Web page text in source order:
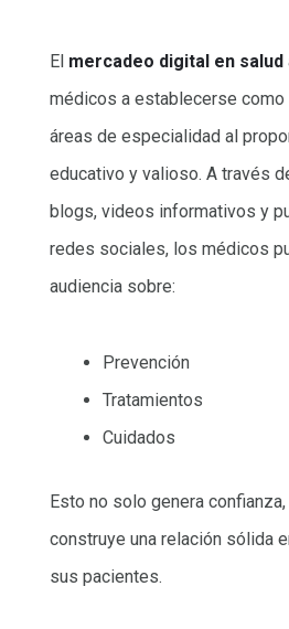
El mercadeo digital en salud
médicos a establecerse
áreas de especialidad al
educativo y valioso. A través
blogs, videos informativos y
redes sociales, los médicos
audiencia sobre:
Prevención
Tratamientos
Cuidados
Esto no solo genera
construye una relación sólida
sus pacientes.